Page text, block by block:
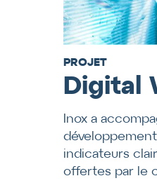
PROJET
Digital
Inox a
indicateurs
offertes par le